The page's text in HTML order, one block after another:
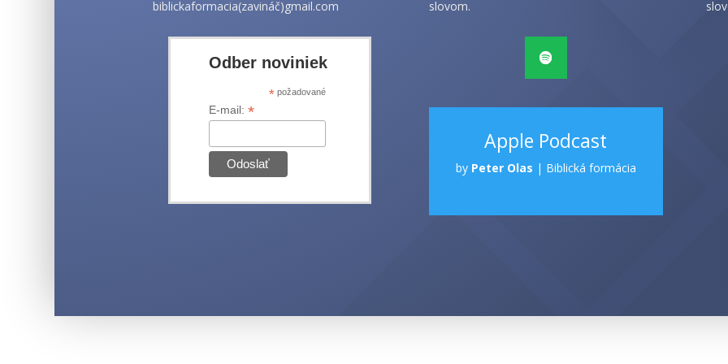
biblickaformacia(zavináč)gmail.com
Odber noviniek
*požadované
E-mail: *
slovom.
Apple Podcast
by Peter Olas | Biblická formácia